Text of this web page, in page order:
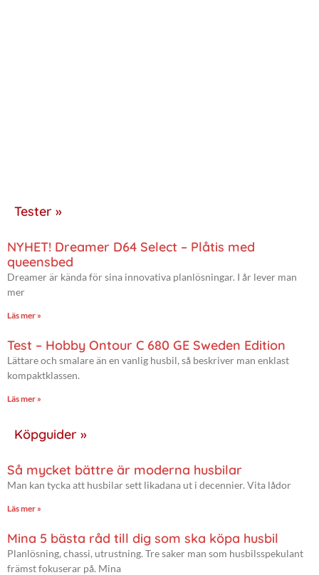
Tester »
NYHET! Dreamer D64 Select – Plåtis med
queensbed
Dreamer är kända för sina innovativa planlösningar. I år lever man
mer
Läs mer »
Test – Hobby Ontour C 680 GE Sweden Edition
Lättare och smalare än en vanlig husbil, så beskriver man enklast
kompaktklassen.
Läs mer »
Köpguider »
Så mycket bättre är moderna husbilar
Man kan tycka att husbilar sett likadana ut i decennier. Vita lådor
Läs mer »
Mina 5 bästa råd till dig som ska köpa husbil
Planlösning, chassi, utrustning. Tre saker man som husbilsspekulant
främst fokuserar på. Mina